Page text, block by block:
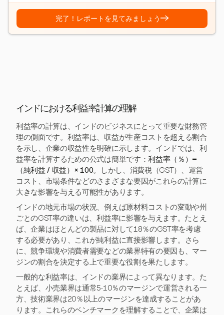
完了！レポートを見てみましょう→
インドにおける利益率計算の理解
利益率の計算は、インドのビジネスにとって重要な財務管
理の側面です。利益率は、収益が生産コストを超える割合
を示し、企業の収益性を明確に示します。インドでは、利
益率を計算するための公式は簡単です：利益率（％）=
（純利益 / 収益）× 100。しかし、消費税（GST）、運営
コスト、市場条件などのさまざまな要因がこれらの計算に
大きな影響を与える可能性があります。
インドの地元市場の状況、例えば原材料コストの変動や州
ごとのGST率の違いは、利益率に影響を与えます。たとえ
ば、企業はほとんどの製品に対して18％のGST率を考慮
する必要があり、これが純利益に直接影響します。さら
に、競争環境や消費者需要などの業界特有の要因も、マー
ジンの割合を決定する上で重要な役割を果たします。
一般的な利益率は、インドの業界によって異なります。た
とえば、小売業界は通常5-10％のマージンで運営される一
方、技術業界は20％以上のマージンを達成することがあ
ります。これらのベンチマークを理解することで、企業は